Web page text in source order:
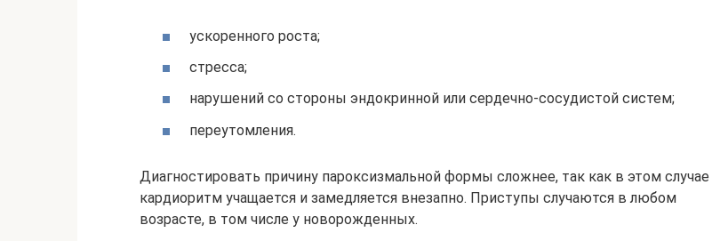
ускоренного роста;
стресса;
нарушений со стороны эндокринной или сердечно-сосудистой систем;
переутомления.
Диагностировать причину пароксизмальной формы сложнее, так как в этом случае
кардиоритм учащается и замедляется внезапно. Приступы случаются в любом
возрасте, в том числе у новорожденных.